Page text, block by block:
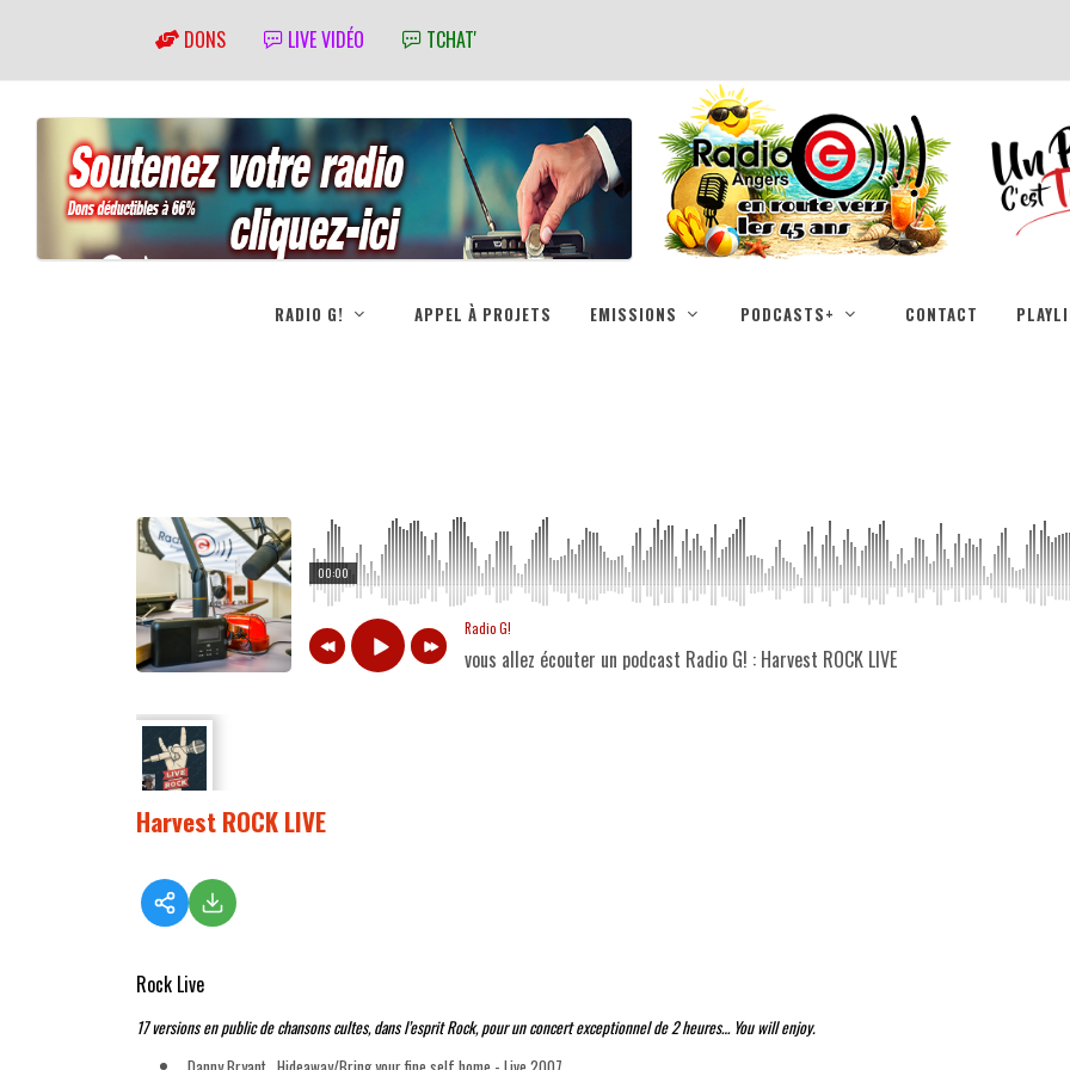
DONS LIVE VIDÉO TCHAT'
RADIO G! APPEL À PROJETS EMISSIONS PODCASTS+ CONTACT
00:00
Radio G!
vous allez écouter un podcast Radio G! : Harvest ROCK LIVE
Harvest ROCK LIVE
Rock Live
17 versions en public de chansons cultes, dans l’esprit Rock, pour un concert exceptionnel de 2 heures… You will enjoy.